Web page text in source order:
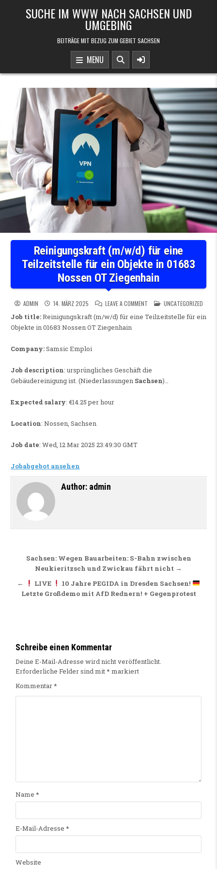
SUCHE IM WWW NACH SACHSEN UND
UMGEBING
BEITRÄGE MIT BEZUG ZUM GEBIET SACHSEN
MENU
Reinigungskraft (m/w/d) für eine
Teilzeitstelle für ein Objekte in 01683
Nossen OT Ziegenhain
ADMIN 14. MÄRZ 2025 LEAVE A COMMENTON REINIGUNGSKRAFT (M/W/
POSTED IN
UNCATEGORIZED
Job title:Reinigungskraft (m/w/d) für eine Teilzeitstelle für ein
Objekte in 01683 Nossen OT Ziegenhain
Company:Samsic Emploi
Job description: ursprüngliches Geschäft die
Gebäudereinigung ist. (Niederlassungen Sachsen)…
Expected salary: €14.25 per hour
Location: Nossen, Sachsen
Job date: Wed, 12 Mar 2025 23:49:30 GMT
Jobabgebot ansehen
Author: admin
Beitragsnavigation
Sachsen: Wegen Bauarbeiten: S-Bahn zwischen
Neukieritzsch und Zwickau fährt nicht →
←
LIVE
10 Jahre PEGIDA in Dresden Sachsen!
Letzte Großdemo mit AfD Rednern! + Gegenprotest
Schreibe einen Kommentar
Deine E-Mail-Adresse wird nicht veröffentlicht.
Erforderliche Felder sind mit* markiert
Kommentar*
Name *
E-Mail-Adresse *
Website